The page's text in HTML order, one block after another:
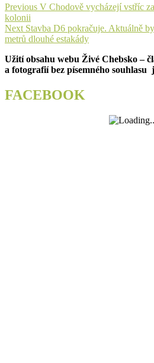
Navigace
pro
příspěvek
Previous Previous
V Chodově vycházejí vstříc
kolonii
Next Next
post:
Stavba D6 pokračuje. Aktuálně
metrů dlouhé estakády
Užití obsahu webu Živé Chebsko –
a fotografií bez písemného souhlasu
FACEBOOK